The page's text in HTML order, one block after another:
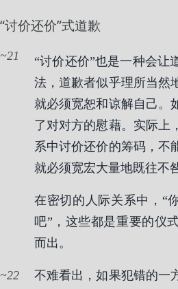
“讨价还价”式道歉
21
“讨价还价”也是一种会让
法，道歉者似乎理所当然
就必须宽恕和谅解自己。
了对对方的慰藉。实际上
系中讨价还价的筹码，不
就必须宽宏大量地既往不
在密切的人际关系中，“
吧”，这些都是重要的仪
而出。
22
不难看出，如果犯错的一